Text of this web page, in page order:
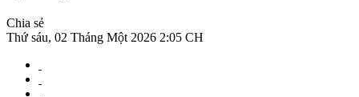
Chia sẻ
Thứ sáu, 02 Tháng Một 2026 2:05 CH